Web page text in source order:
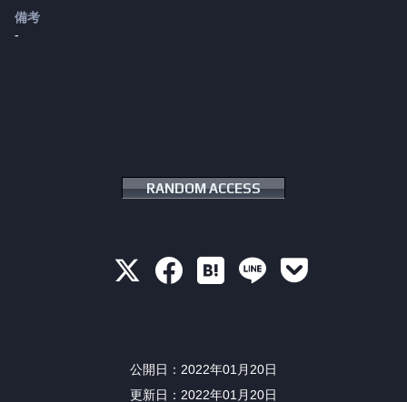
備考
-
RANDOM ACCESS
    
公開日
2022年01月20日
更新日
2022年01月20日